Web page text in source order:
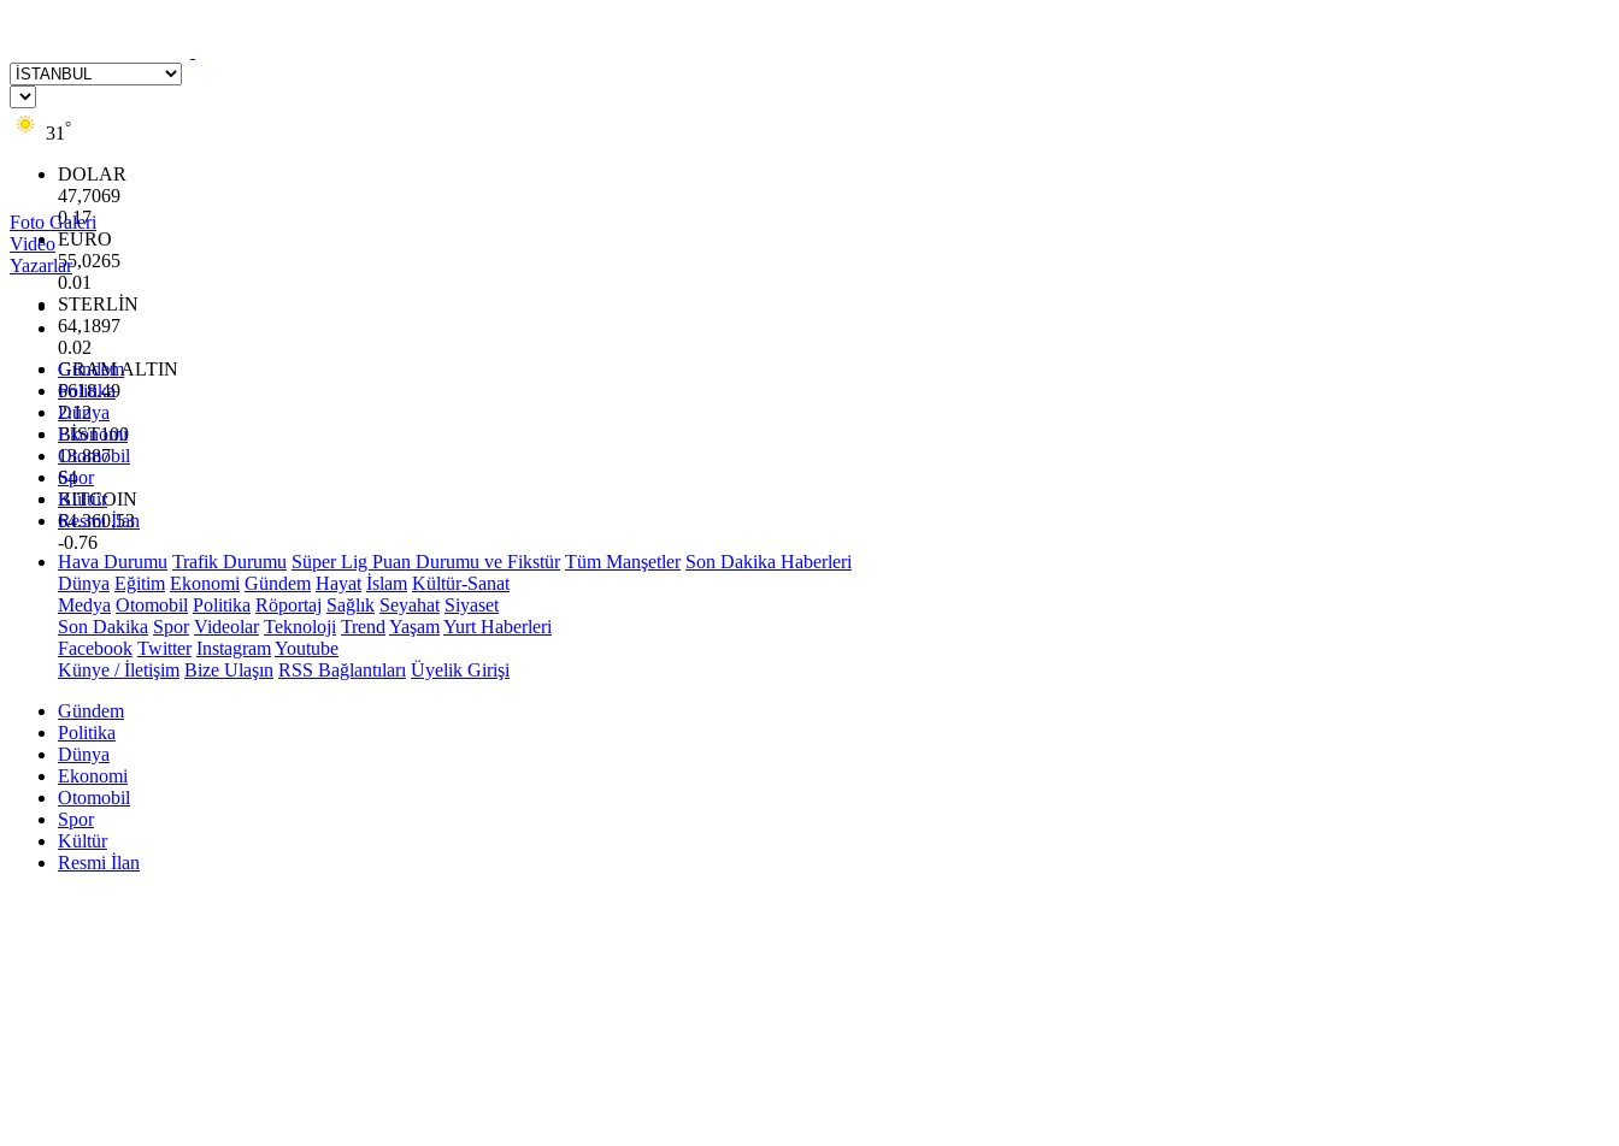
31 °
DOLAR
47,7069
0.17
EURO
55,0265
0.01
STERLİN
64,1897
0.02
GRAM ALTIN
6618.49
2.12
BİST100
13.887
64
BITCOIN
64.360,53
-0.76
Foto Galeri
Video
Yazarlar
Gündem
Politika
Dünya
Ekonomi
Otomobil
Spor
Kültür
Resmi İlan
Hava Durumu Trafik Durumu Süper Lig Puan Durumu ve Fikstür Tüm Manşetler Son Dakika Haberleri
Dünya Eğitim Ekonomi Gündem Hayat İslam Kültür-Sanat
Medya Otomobil Politika Röportaj Sağlık Seyahat Siyaset
Son Dakika Spor Videolar Teknoloji Trend YaşamYurt Haberleri
Facebook Twitter InstagramYoutube
Künye / İletişim Bize Ulaşın RSS Bağlantıları Üyelik Girişi
Gündem
Politika
Dünya
Ekonomi
Otomobil
Spor
Kültür
Resmi İlan